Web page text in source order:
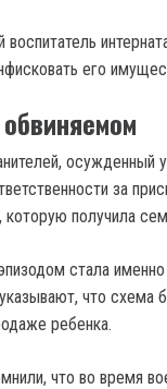
его
осужденный
за
получила
стала именно
что схема
ребенка.
что во время